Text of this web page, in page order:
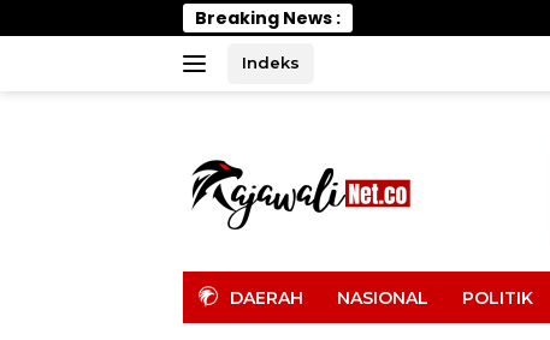
ke
Breaking News : Uang Rp400
Indeks
DAERAH NASIONAL POLITIK